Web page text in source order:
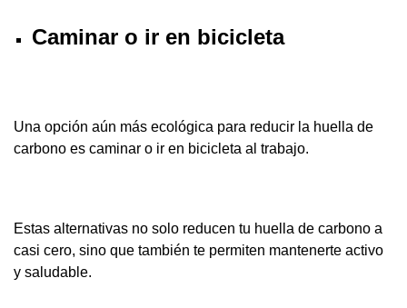
Caminar o ir en bicicleta
Una opción aún más ecológica para reducir la huella de
carbono es caminar o ir en bicicleta al trabajo.
Estas alternativas no solo reducen tu huella de carbono a
casi cero, sino que también te permiten mantenerte activo
y saludable.